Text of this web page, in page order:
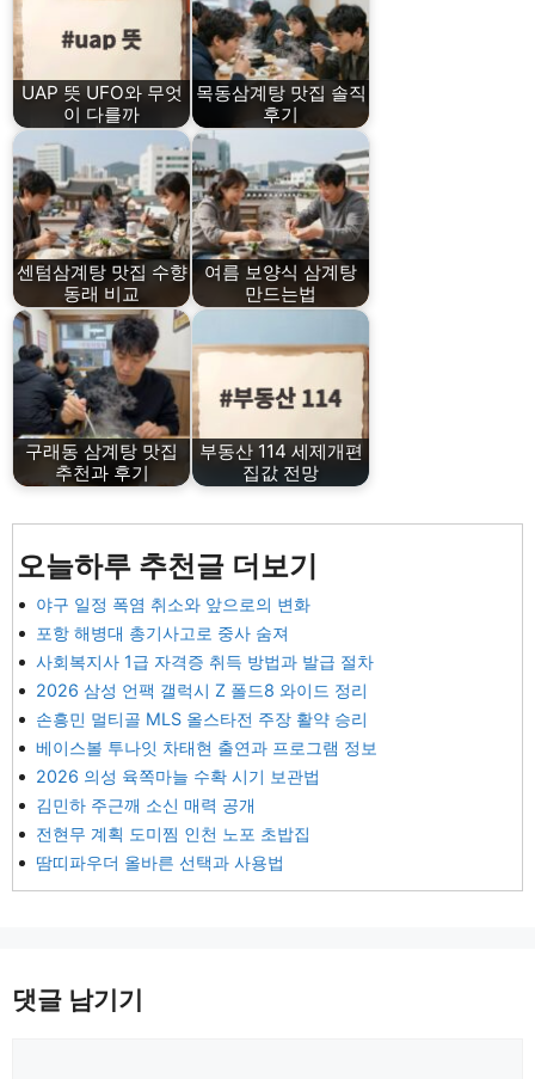
UAP 뜻 UFO와 무엇
이 다를까
목동삼계탕 맛집 솔직
후기
센텀삼계탕 맛집 수향
동래 비교
여름 보양식 삼계탕
만드는법
구래동 삼계탕 맛집
추천과 후기
부동산 114 세제개편
집값 전망
오늘하루 추천글 더보기
야구 일정 폭염 취소와 앞으로의 변화
포항 해병대 총기사고로 중사 숨져
사회복지사 1급 자격증 취득 방법과 발급 절차
2026 삼성 언팩 갤럭시 Z 폴드8 와이드 정리
손흥민 멀티골 MLS 올스타전 주장 활약 승리
베이스볼 투나잇 차태현 출연과 프로그램 정보
2026 의성 육쪽마늘 수확 시기 보관법
김민하 주근깨 소신 매력 공개
전현무 계획 도미찜 인천 노포 초밥집
땀띠파우더 올바른 선택과 사용법
댓글 남기기